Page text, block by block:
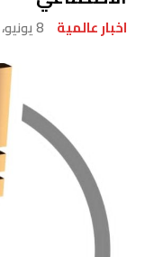
اخبار عالمية 8 يونيو، 2026